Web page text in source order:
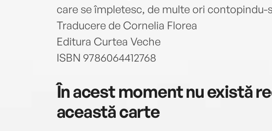
care se împletesc, de multe ori contopindu-
Traducere de Cornelia Florea
Editura Curtea Veche
ISBN 9786064412768
În acest moment nu există
această carte